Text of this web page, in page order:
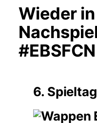
Wieder
#EBSFCN
6. Spieltag